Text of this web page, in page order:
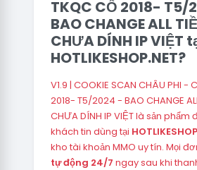
TKQC CỔ 2018- T5/
BAO CHANGE ALL
CHƯA DÍNH IP VIỆT
HOTLIKESHOP.NET?
V1.9 | COOKIE SCAN CHÂU PHI -
2018- T5/2024 - BAO CHANGE
CHƯA DÍNH IP VIỆT là sản phẩm
khách tin dùng tại
kho tài khoản MMO uy tín. Mọi
tự động 24/7 ngay sau khi